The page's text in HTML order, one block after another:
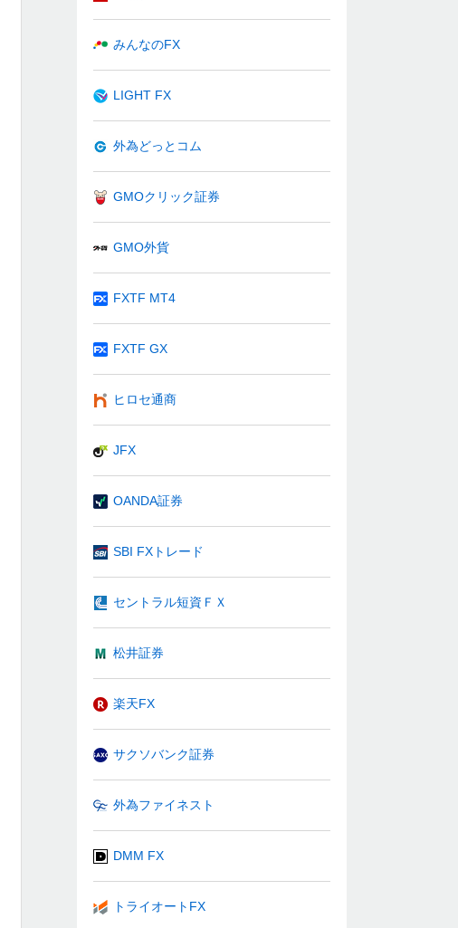
みんなのFX
LIGHT FX
外為どっとコム
GMOクリック証券
GMO外貨
FXTF MT4
FXTF GX
ヒロセ通商
JFX
OANDA証券
SBI FXトレード
セントラル短資ＦＸ
松井証券
楽天FX
サクソバンク証券
外為ファイネスト
DMM FX
トライオートFX